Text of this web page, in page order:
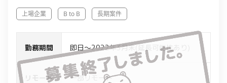
上場企業 B to B 長期案件
勤務期間 即日～2022年3月末(延長可能性あり)
リモート 一部リモート